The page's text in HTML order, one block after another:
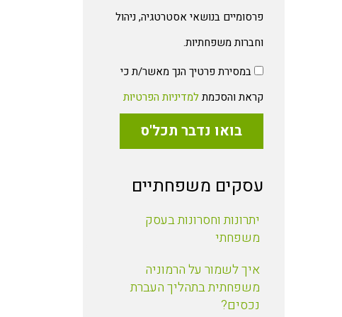
פרסומיים בנושאי אסטרטגיה, ניהול
וחברות משפחתיות.
במסירת פרטיך הנך מאשר/ת כי
קראת והסכמתלמדיניות הפרטיות
בואו נדבר תכל'ס
עסקים משפחתיים
יתרונות וחסרונות בעסק
משפחתי
איך לשמור על הרמוניה
משפחתית בתהליך העברת
נכסים?